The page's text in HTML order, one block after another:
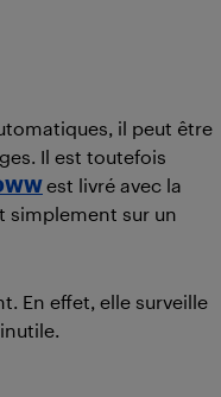
il peut être
Il est toutefois
est livré avec la
simplement sur un
En effet, elle surveille